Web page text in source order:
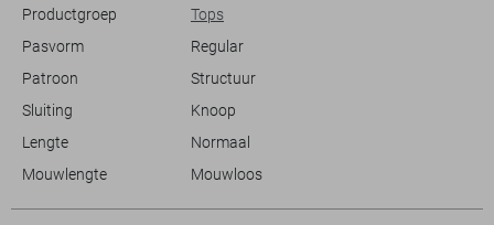
Productgroep
Tops
Pasvorm
Regular
Patroon
Structuur
Sluiting
Knoop
Lengte
Normaal
Mouwlengte
Mouwloos